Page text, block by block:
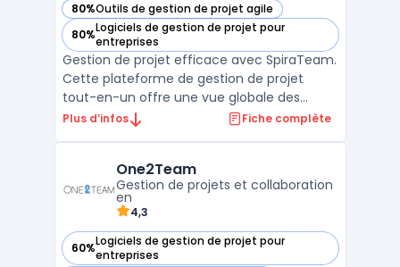
80%Outils de gestion de projet agile
— voir SpiraTeam dans cette catégorie
80%Logiciels de gestion de projet pour
entreprises
— voir SpiraTeam dans cette catégorie
Gestion de projet efficace avec SpiraTeam.
Cette plateforme de gestion de projet
tout-en-un offre une vue globale des
projets en cours, permettant de suivre les
outils de gestion de projets, SpiraTeam
facilite la co ...
Plus d’infos Fiche complète
One2Team
Gestion de projets et collaboration
en
4,3
60%Logiciels de gestion de projet pour
entreprises
— voir One2Team dans cette catégorie